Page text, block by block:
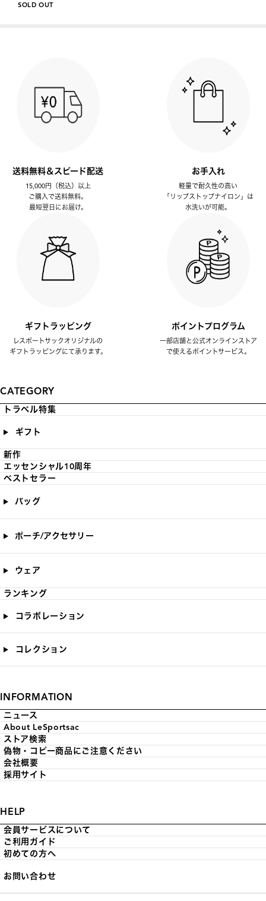
SOLD OUT
送料無料＆スピード配送
15,000円（税込）以上
ご購入で送料無料。
最短翌日にお届け。
お手入れ
軽量で耐久性の高い
「リップストップナイロン」は
水洗いが可能。
ギフトラッピング
レスポートサックオリジナルの
ギフトラッピングにて承ります。
ポイントプログラム
一部店舗と公式オンラインストア
で使えるポイントサービス。
CATEGORY
トラベル特集
ギフト
新作
エッセンシャル10周年
ベストセラー
バッグ
ポーチ/アクセサリー
ウェア
ランキング
コラボレーション
コレクション
INFORMATION
ニュース
About LeSportsac
ストア検索
偽物・コピー商品にご注意ください
会社概要
採用サイト
HELP
会員サービスについて
ご利用ガイド
初めての方へ
お問い合わせ